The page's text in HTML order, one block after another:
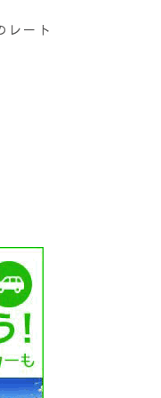
レート